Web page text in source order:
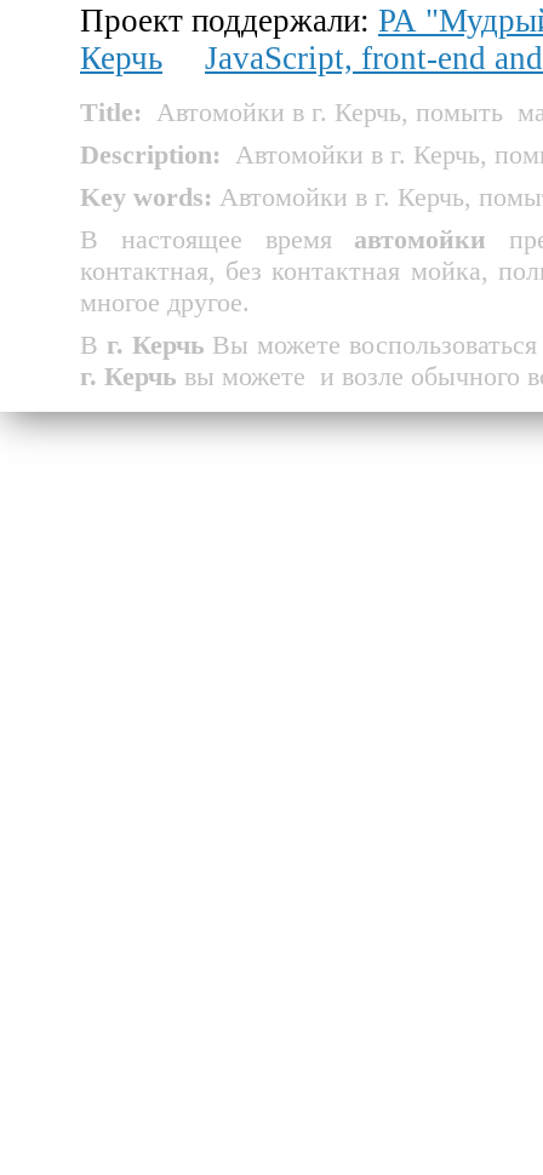
Проект поддержали: РА
Керчь
JavaScript, front-end
Title: Автомойки в г. Керчь, помыть
Description: Автомойки в г. Керчь,
Key words: Автомойки в г. Керчь,
В настоящее время автомойки
контактная, без контактная мойка,
многое другое.
В г. Керчь Вы можете
г. Керчь вы можете и возле обычного